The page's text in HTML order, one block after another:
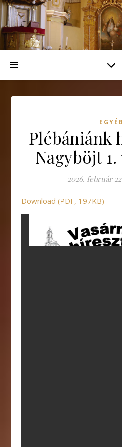
EGYÉB
Plébániánk
Nagyböjt
2026. február
Download (PDF, 197KB)